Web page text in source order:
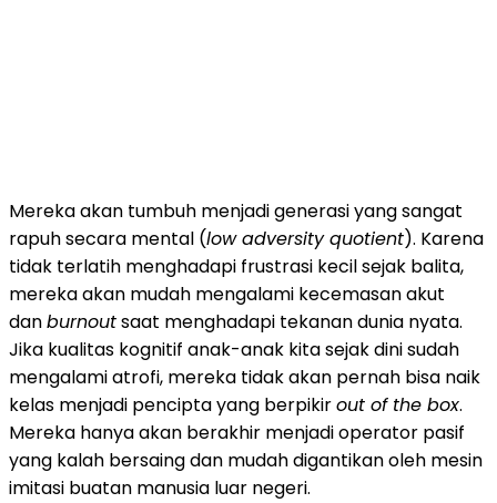
Mereka akan tumbuh menjadi generasi yang sangat
rapuh secara mental (low adversity quotient). Karena
tidak terlatih menghadapi frustrasi kecil sejak balita,
mereka akan mudah mengalami kecemasan akut
danburnoutsaat menghadapi tekanan dunia nyata.
Jika kualitas kognitif anak-anak kita sejak dini sudah
mengalami atrofi, mereka tidak akan pernah bisa naik
kelas menjadi pencipta yang berpikirout of the box.
Mereka hanya akan berakhir menjadi operator pasif
yang kalah bersaing dan mudah digantikan oleh mesin
imitasi buatan manusia luar negeri.